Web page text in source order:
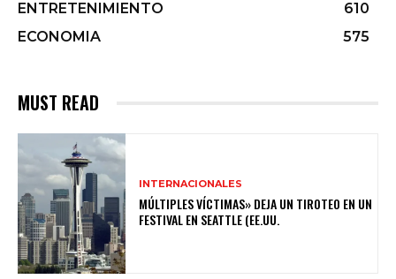
ENTRETENIMIENTO
610
ECONOMIA
575
MUST READ
INTERNACIONALES
MÚLTIPLES VÍCTIMAS» DEJA UN TIROTEO EN UN
FESTIVAL EN SEATTLE (EE.UU.